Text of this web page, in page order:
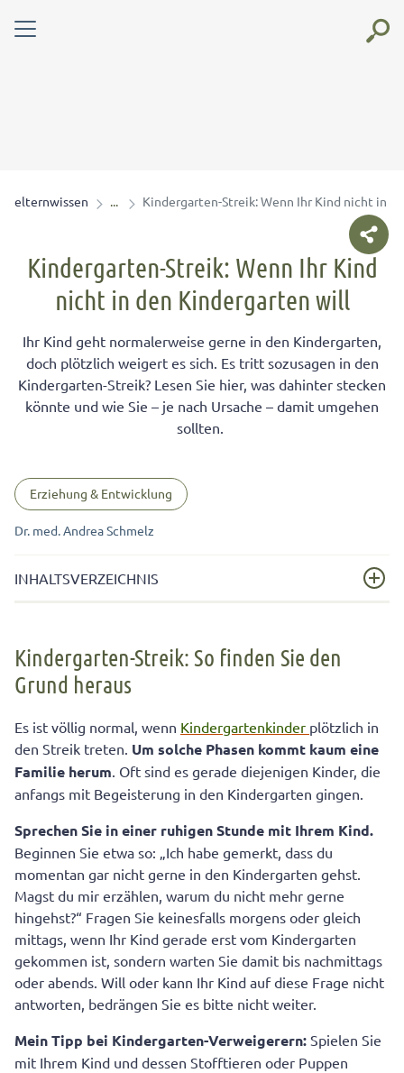
elternwissen Kindergarten-Streik: Wenn Ihr Kind nicht in
Kindergarten-Streik: Wenn Ihr Kind
nicht in den Kindergarten will
Ihr Kind geht normalerweise gerne in den Kindergarten,
doch plötzlich weigert es sich. Es tritt sozusagen in den
Kindergarten-Streik? Lesen Sie hier, was dahinter stecken
könnte und wie Sie – je nach Ursache – damit umgehen
sollten.
Erziehung & Entwicklung
Dr. med. Andrea Schmelz
INHALTSVERZEICHNIS
Die sieben häufigsten Ursachen und die besten Tipps
dagegen
Kindergarten-Streik: So finden Sie den
Grund heraus
Es ist völlig normal, wenn Kindergartenkinder plötzlich in
den Streik treten. Um solche Phasen kommt kaum eine
Familie herum. Oft sind es gerade diejenigen Kinder, die
anfangs mit Begeisterung in den Kindergarten gingen.
Sprechen Sie in einer ruhigen Stunde mit Ihrem Kind.
Beginnen Sie etwa so: „Ich habe gemerkt, dass du
momentan gar nicht gerne in den Kindergarten gehst.
Magst du mir erzählen, warum du nicht mehr gerne
hingehst?“ Fragen Sie keinesfalls morgens oder gleich
mittags, wenn Ihr Kind gerade erst vom Kindergarten
gekommen ist, sondern warten Sie damit bis nachmittags
oder abends. Will oder kann Ihr Kind auf diese Frage nicht
antworten, bedrängen Sie es bitte nicht weiter.
Mein Tipp bei Kindergarten-Verweigerern: Spielen Sie
mit Ihrem Kind und dessen Stofftieren oder Puppen